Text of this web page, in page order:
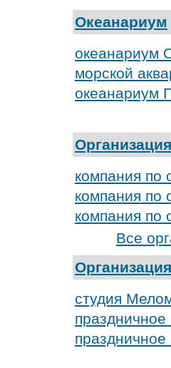
Океанариум
океанариум
морской
океанариум
компания по
компания по
компания по
Все
студия
праздничное
праздничное